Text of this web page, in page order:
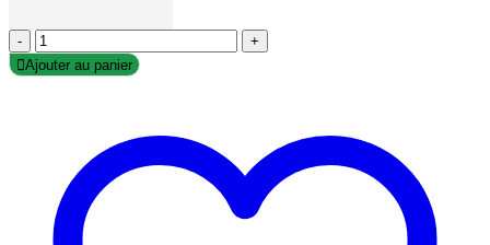
-
+
Ajouter au panier